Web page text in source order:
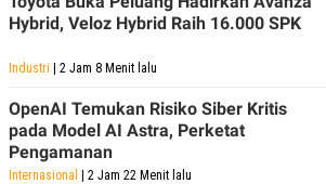
Hybrid, Veloz Hybrid Raih 16.000 SPK
Industri | 2 Jam 8 Menit lalu
OpenAI Temukan Risiko Siber Kritis
pada Model AI Astra, Perketat
Pengamanan
Internasional | 2 Jam 22 Menit lalu